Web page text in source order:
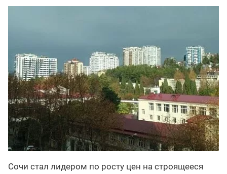
Сочи стал лидером по росту цен на строящееся